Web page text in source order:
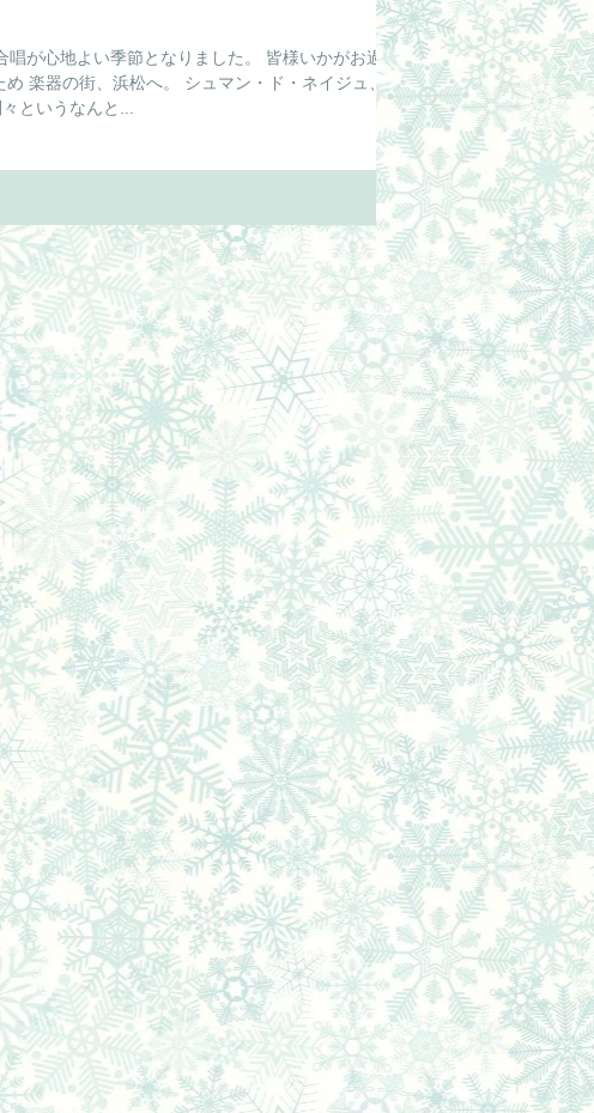
が心地よい季節となりました。 皆様いかがお過ご
楽器の街、浜松へ。 シュマン・ド・ネイジュ、夏
というなんと...